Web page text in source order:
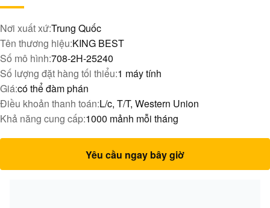
Nơi xuất xứ:Trung Quốc
Tên thương hiệu:KING BEST
Số mô hình:708-2H-25240
Số lượng đặt hàng tối thiểu:1 máy tính
Giá:có thể đàm phán
Điều khoản thanh toán:L/c, T/T, Western Union
Khả năng cung cấp:1000 mảnh mỗi tháng
Yêu cầu ngay bây giờ